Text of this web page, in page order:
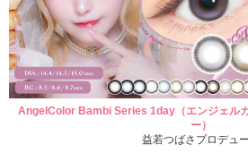
AngelColor Bambi Series 1day（エンジェル
ー）
益若つばさプロデュ